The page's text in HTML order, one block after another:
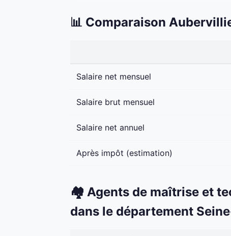
📊 Comparaison
Salaire net mensuel
Salaire brut mensuel
Salaire net annuel
Après impôt (estimation)
🏘️ Agents de maîtrise et
dans le département